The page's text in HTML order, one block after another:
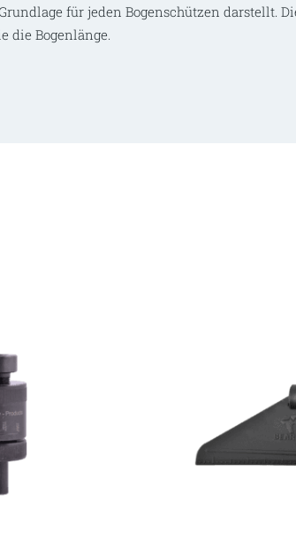
für jeden Bogenschützen darstellt.
die Bogenlänge.